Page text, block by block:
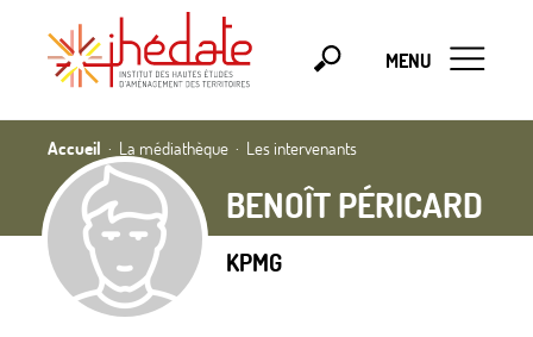
MENU
Accueil La médiathèque Les intervenants
BENOÎT PÉRICARD
KPMG